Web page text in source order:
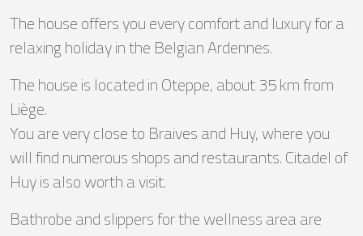
The house offers you every comfort and luxury for a
relaxing holiday in the Belgian Ardennes.
The house is located in Oteppe, about 35 km from
Liège.
You are very close to Braives and Huy, where you
will find numerous shops and restaurants. Citadel of
Huy is also worth a visit.
Bathrobe and slippers for the wellness area are